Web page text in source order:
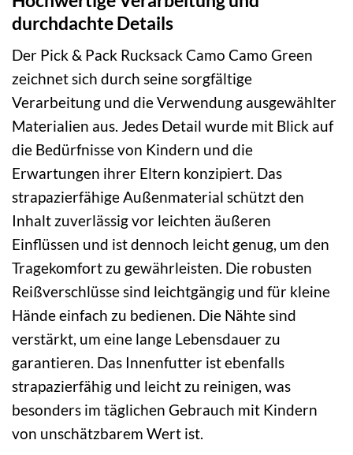
durchdachte Details
Der Pick & Pack Rucksack Camo Camo Green
zeichnet sich durch seine sorgfältige
Verarbeitung und die Verwendung ausgewählter
Materialien aus. Jedes Detail wurde mit Blick auf
die Bedürfnisse von Kindern und die
Erwartungen ihrer Eltern konzipiert. Das
strapazierfähige Außenmaterial schützt den
Inhalt zuverlässig vor leichten äußeren
Einflüssen und ist dennoch leicht genug, um den
Tragekomfort zu gewährleisten. Die robusten
Reißverschlüsse sind leichtgängig und für kleine
Hände einfach zu bedienen. Die Nähte sind
verstärkt, um eine lange Lebensdauer zu
garantieren. Das Innenfutter ist ebenfalls
strapazierfähig und leicht zu reinigen, was
besonders im täglichen Gebrauch mit Kindern
von unschätzbarem Wert ist.